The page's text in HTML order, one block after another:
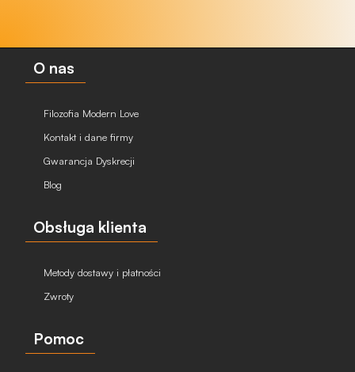
O nas
Filozofia Modern Love
Kontakt i dane firmy
Gwarancja Dyskrecji
Blog
Obsługa klienta
Metody dostawy i płatności
Zwroty
Pomoc